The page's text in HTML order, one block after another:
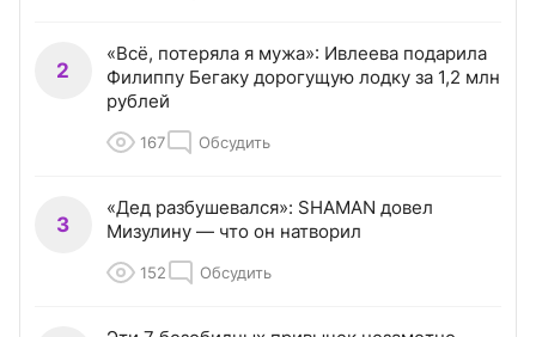
2
«Всё, потеряла я мужа»: Ивлеева подарила
Филиппу Бегаку дорогущую лодку за 1,2 млн
рублей
167 Обсудить
3
«Дед разбушевался»: SHAMAN довел
Мизулину — что он натворил
152 Обсудить